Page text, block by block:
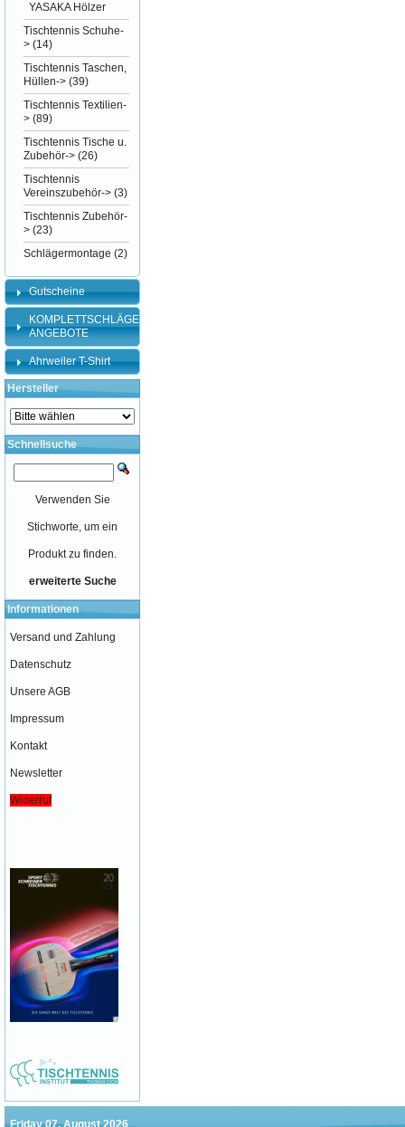
YASAKA Hölzer
Tischtennis Schuhe-
> (14)
Tischtennis Taschen,
Hüllen-> (39)
Tischtennis Textilien-
> (89)
Tischtennis Tische u.
Zubehör-> (26)
Tischtennis
Vereinszubehör-> (3)
Tischtennis Zubehör-
> (23)
Schlägermontage (2)
Gutscheine
KOMPLETTSCHLÄGER-
ANGEBOTE
Ahrweiler T-Shirt
Hersteller
Schnellsuche
Verwenden Sie
Stichworte, um ein
Produkt zu finden.
erweiterte Suche
Informationen
Versand und Zahlung
Datenschutz
Unsere AGB
Impressum
Kontakt
Newsletter
Widerruf
Friday 07. August 2026